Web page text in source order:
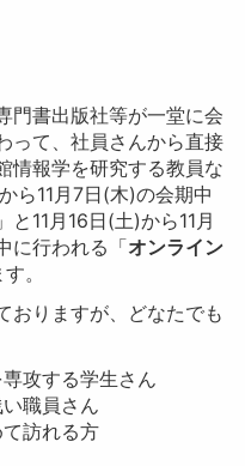
門書出版社等が一堂に会
って、社員さんから直接
情報学を研究する教員な
ら11月7日(木)の会期中
」と11月16日(土)から11月
に行われる「オンライン
。
おりますが、どなたでも
攻する学生さん
職員さん
訪れる方